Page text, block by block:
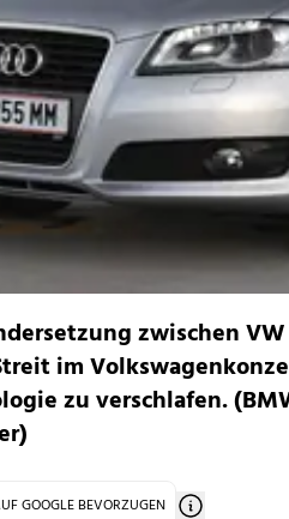
zwischen
im
zu verschlafen.
GOOGLE BEVORZUGEN